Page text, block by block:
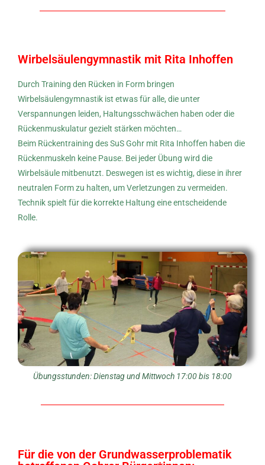
Wirbelsäulengymnastik mit Rita Inhoffen
Durch Training den Rücken in Form bringen
Wirbelsäulengymnastik ist etwas für alle, die unter
Verspannungen leiden, Haltungsschwächen haben oder die
Rückenmuskulatur gezielt stärken möchten…
Beim Rückentraining des SuS Gohr mit Rita Inhoffen haben die
Rückenmuskeln keine Pause. Bei jeder Übung wird die
Wirbelsäule mitbenutzt. Deswegen ist es wichtig, diese in ihrer
neutralen Form zu halten, um Verletzungen zu vermeiden.
Technik spielt für die korrekte Haltung eine entscheidende
Rolle.
Übungsstunden: Dienstag und Mittwoch 17:00 bis 18:00
Für die von der Grundwasserproblematik